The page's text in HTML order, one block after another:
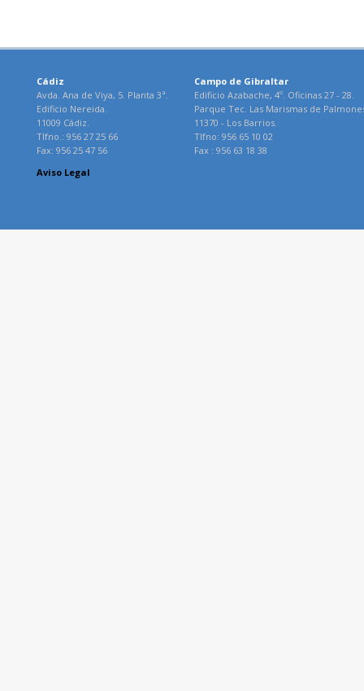
Cádiz
Avda. Ana de Viya, 5. Planta 3ª.
Edificio Nereida.
11009 Cádiz.
Tlfno.: 956 27 25 66
Fax: 956 25 47 56
Campo de Gibraltar
Edificio Azabache, 4º. Oficinas 27 - 28.
Parque Tec. Las Marismas de
11370 - Los Barrios.
Tlfno: 956 65 10 02
Fax : 956 63 18 38
Aviso Legal